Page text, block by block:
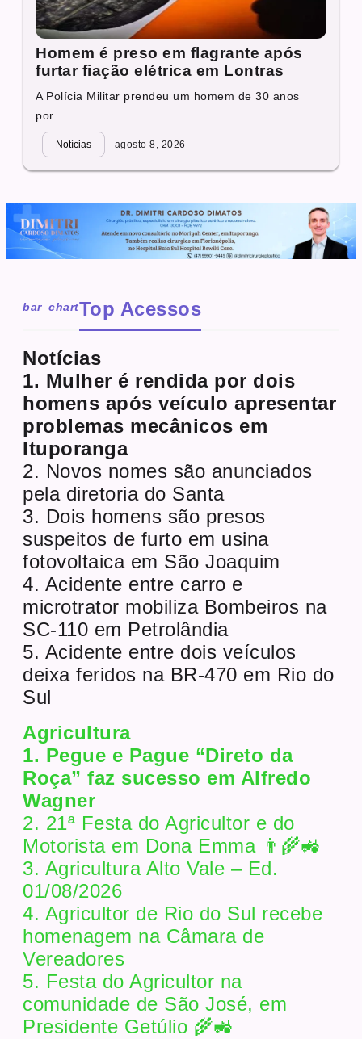
Homem é preso em flagrante após
furtar fiação elétrica em Lontras
A Polícia Militar prendeu um homem de 30 anos
por...
Notícias agosto 8, 2026
bar_chartTop Acessos
Notícias
1. Mulher é rendida por dois
homens após veículo apresentar
problemas mecânicos em
Ituporanga
2. Novos nomes são anunciados
pela diretoria do Santa
3. Dois homens são presos
suspeitos de furto em usina
fotovoltaica em São Joaquim
4. Acidente entre carro e
microtrator mobiliza Bombeiros na
SC-110 em Petrolândia
5. Acidente entre dois veículos
deixa feridos na BR-470 em Rio do
Sul
Agricultura
1. Pegue e Pague “Direto da
Roça” faz sucesso em Alfredo
Wagner
2. 21ª Festa do Agricultor e do
Motorista em Dona Emma 👨‍🌾🚜
3. Agricultura Alto Vale – Ed.
01/08/2026
4. Agricultor de Rio do Sul recebe
homenagem na Câmara de
Vereadores
5. Festa do Agricultor na
comunidade de São José, em
Presidente Getúlio 🌾🚜